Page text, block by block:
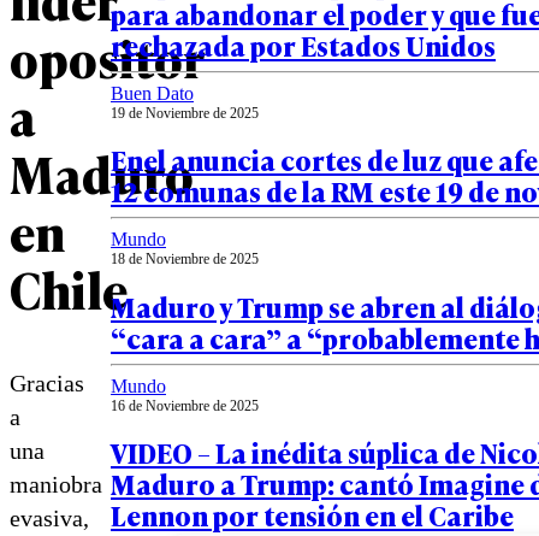
opositor
a
Maduro
en
Chile
Gracias
a
una
maniobra
evasiva,
para abandonar el poder y que
rechazada por Estados Unidos
Buen Dato
19 de Noviembre de 2025
Enel anuncia cortes de luz que
12 comunas de la RM este 19 de
Mundo
18 de Noviembre de 2025
Maduro y Trump se abren al
“cara a cara” a “probablemente
Mundo
16 de Noviembre de 2025
VIDEO – La inédita súplica de
Maduro a Trump: cantó Imagine
Lennon por tensión en el Caribe